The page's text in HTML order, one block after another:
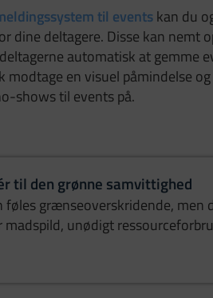
til eventskan du
dine deltagere. Disse kan nemt
automatisk at gemme
modtage en visuel påmindelse
shows til events på.
til den grønne samvittighed
føles grænseoverskridende, men
madspild, unødigt